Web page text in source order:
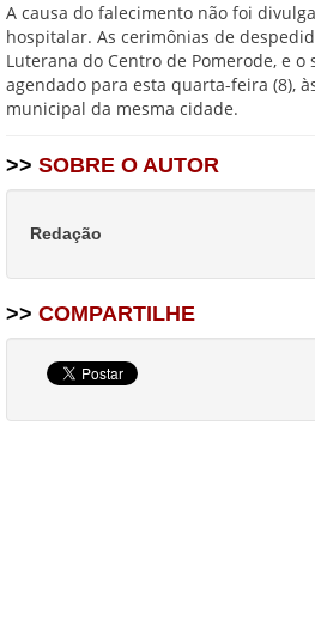
A causa do falecimento não foi
hospitalar. As cerimônias de
Luterana do Centro de Pomerode, e
agendado para esta quarta-feira (8),
municipal da mesma cidade.
>> SOBRE O AUTOR
Redação
>> COMPARTILHE